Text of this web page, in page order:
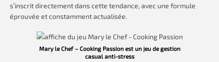
s’inscrit directement dans cette tendance, avec une formule
éprouvée et constamment actualisée.
Mary le Chef – Cooking Passion est un jeu de gestion
casual anti-stress